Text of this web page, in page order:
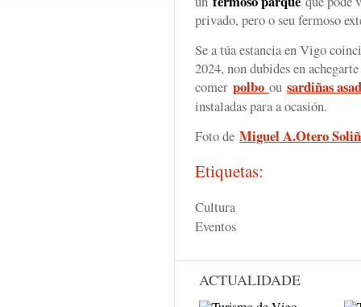
privado, pero o seu fermoso
Se a túa estancia en Vigo
2024, non dubides en
comer polbo ou sardiñas
instaladas para a ocasión.
Foto de Miguel A.Otero
Etiquetas:
Cultura
Eventos
ACTUALIDADE